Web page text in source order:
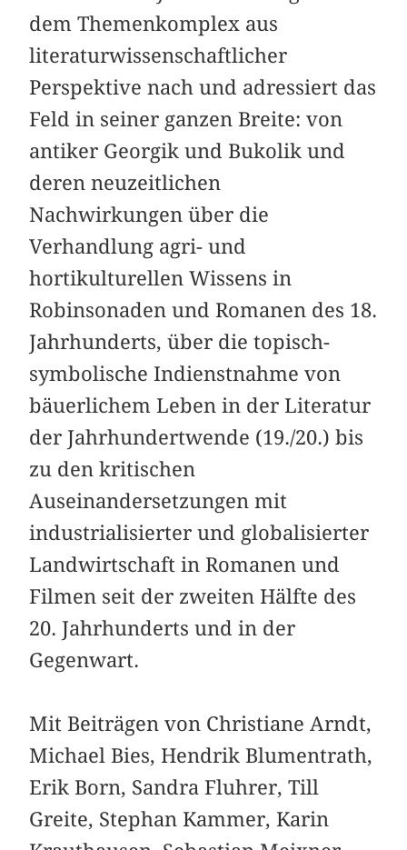
dem Themenkomplex aus
literaturwissenschaftlicher
Perspektive nach und adressiert das
Feld in seiner ganzen Breite: von
antiker Georgik und Bukolik und
deren neuzeitlichen
Nachwirkungen über die
Verhandlung agri- und
hortikulturellen Wissens in
Robinsonaden und Romanen des 18.
Jahrhunderts, über die topisch-
symbolische Indienstnahme von
bäuerlichem Leben in der Literatur
der Jahrhundertwende (19./20.) bis
zu den kritischen
Auseinandersetzungen mit
industrialisierter und globalisierter
Landwirtschaft in Romanen und
Filmen seit der zweiten Hälfte des
20. Jahrhunderts und in der
Gegenwart.
Mit Beiträgen von Christiane Arndt,
Michael Bies, Hendrik Blumentrath,
Erik Born, Sandra Fluhrer, Till
Greite, Stephan Kammer, Karin